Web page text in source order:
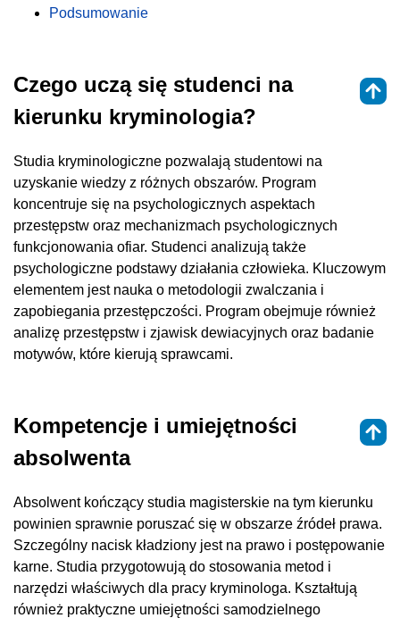
Podsumowanie
Czego uczą się studenci na
kierunku kryminologia?
Studia kryminologiczne pozwalają studentowi na
uzyskanie wiedzy z różnych obszarów. Program
koncentruje się na psychologicznych aspektach
przestępstw oraz mechanizmach psychologicznych
funkcjonowania ofiar. Studenci analizują także
psychologiczne podstawy działania człowieka. Kluczowym
elementem jest nauka o metodologii zwalczania i
zapobiegania przestępczości. Program obejmuje również
analizę przestępstw i zjawisk dewiacyjnych oraz badanie
motywów, które kierują sprawcami.
Kompetencje i umiejętności
absolwenta
Absolwent kończący studia magisterskie na tym kierunku
powinien sprawnie poruszać się w obszarze źródeł prawa.
Szczególny nacisk kładziony jest na prawo i postępowanie
karne. Studia przygotowują do stosowania metod i
narzędzi właściwych dla pracy kryminologa. Kształtują
również praktyczne umiejętności samodzielnego